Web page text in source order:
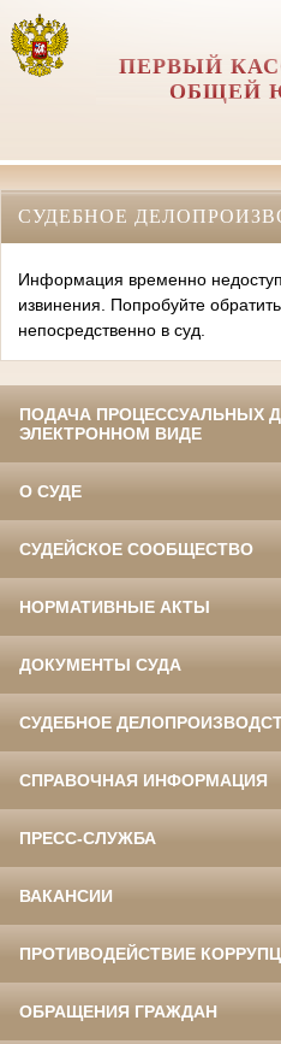
ПЕРВЫЙ
ОБЩЕЙ
СУДЕБНОЕ
Информация временно
извинения. Попробуйте
непосредственно в суд.
ПОДАЧА ПРОЦЕССУАЛЬНЫХ
ЭЛЕКТРОННОМ ВИДЕ
О СУДЕ
СУДЕЙСКОЕ СООБЩЕСТВО
НОРМАТИВНЫЕ АКТЫ
ДОКУМЕНТЫ СУДА
СУДЕБНОЕ
СПРАВОЧНАЯ ИНФОРМАЦИЯ
ПРЕСС-СЛУЖБА
ВАКАНСИИ
ПРОТИВОДЕЙСТВИЕ
ОБРАЩЕНИЯ ГРАЖДАН